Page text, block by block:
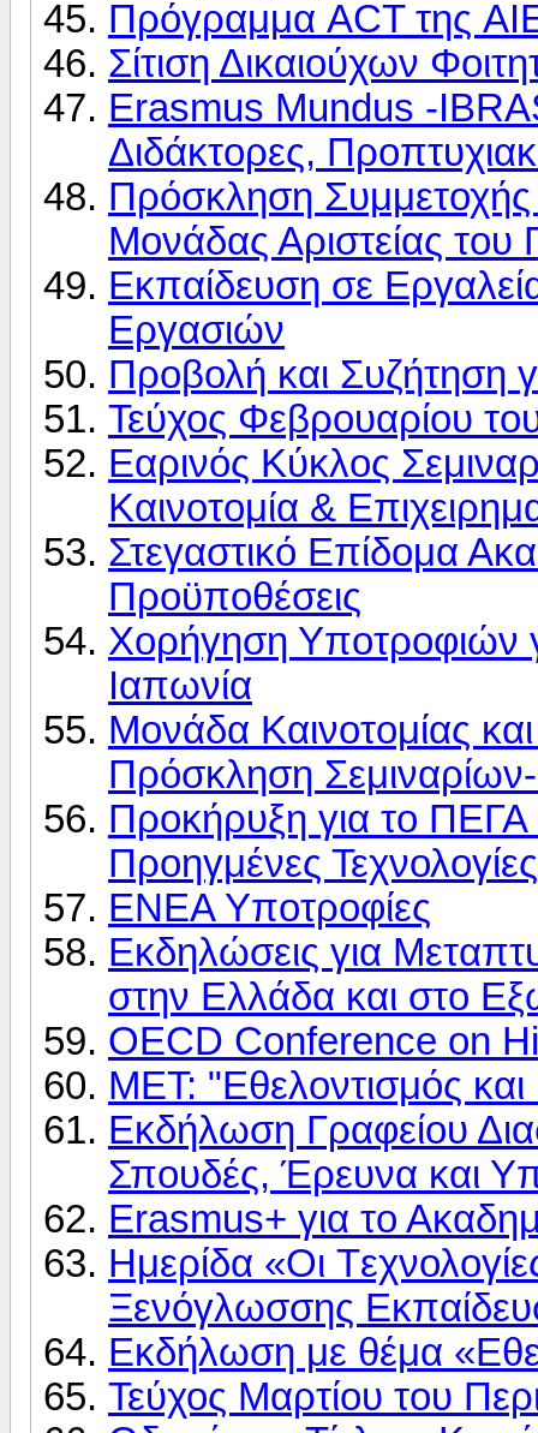
Πρόγραμμα ACT της
Σίτιση Δικαιούχων
Erasmus Mundus -
Διδάκτορες,
Πρόσκληση
Μονάδας Αριστείας
Εκπαίδευση σε
Εργασιών
Προβολή και Συζήτηση
Τεύχος Φεβρουαρίου
Εαρινός Κύκλος
Καινοτομία &
Στεγαστικό Επίδομα
Προϋποθέσεις
Χορήγηση Υποτροφιών
Ιαπωνία
Μονάδα Καινοτομίας
Πρόσκληση
Προκήρυξη για το ΠΕΓΑ
Προηγμένες
ENEA Υποτροφίες
Εκδηλώσεις για
στην Ελλάδα και στο
OECD Conference on
MET: "Εθελοντισμός και
Εκδήλωση Γραφείου
Σπουδές, Έρευνα και
Erasmus+ για το
Ημερίδα «Οι
Ξενόγλωσσης
Εκδήλωση με θέμα
Τεύχος Μαρτίου του